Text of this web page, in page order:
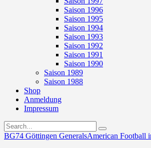
Saison 1996
Saison 1995
Saison 1994
Saison 1993
Saison 1992
Saison 1991
Saison 1990
Saison 1989
Saison 1988
Shop
Anmeldung
Impressum
BG74 Göttingen GeneralsAmerican Football